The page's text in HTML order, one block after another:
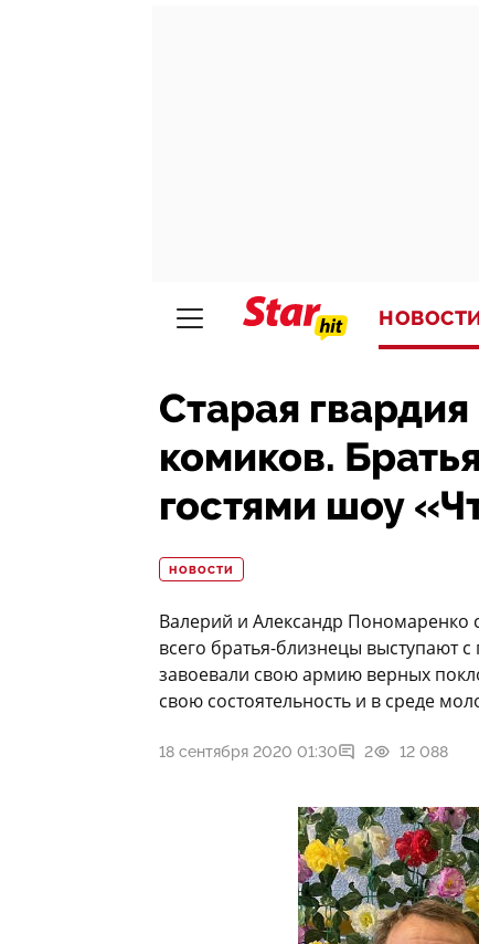
Старая
комиков.
гостями шоу
НОВОСТИ
Валерий и Александр Пономаренко
всего братья-близнецы выступают
завоевали свою армию верных
свою состоятельность и в среде
18 сентября 2020 01:30 2 12 088